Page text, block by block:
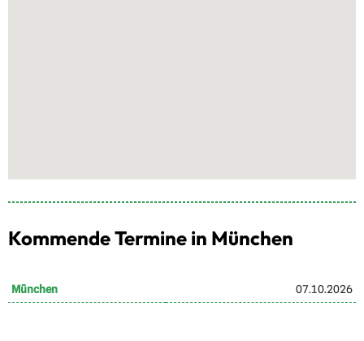
Kommende Termine in München
München 07.10.2026